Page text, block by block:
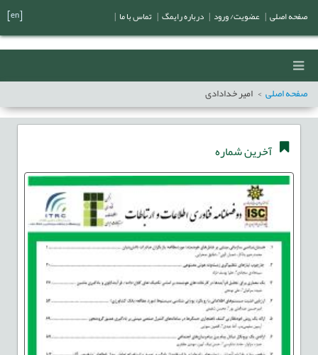
صفحه اصلی امیر خدادادی
آخرین شماره
صفحه اصلی عضویت/ ورود درباره رایمگ تماس با ما